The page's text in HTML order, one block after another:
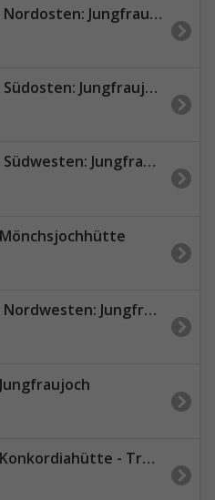
Jungfraujoch
Jungfraujoch
Jungfraujoch
Jungfraujoch
- Jungfraujoch - Hollandiahütte SAC - Ebnefluh - Jungfrau - Jungfrau Region